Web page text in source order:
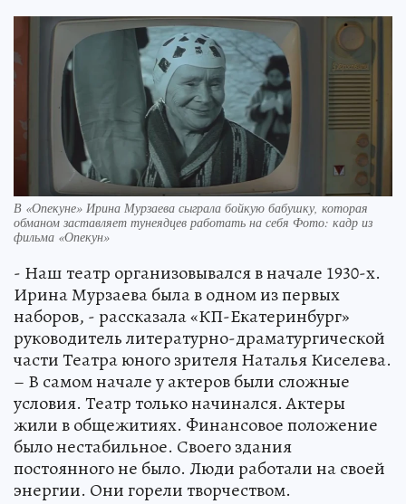
В «Опекуне» Ирина Мурзаева сыграла бойкую бабушку, которая
обманом заставляет тунеядцев работать на себя Фото: кадр из
фильма «Опекун»
- Наш театр организовывался в начале 1930-х.
Ирина Мурзаева была в одном из первых
наборов, - рассказала «КП-Екатеринбург»
руководитель литературно-драматургической
части Театра юного зрителя Наталья Киселева.
– В самом начале у актеров были сложные
условия. Театр только начинался. Актеры
жили в общежитиях. Финансовое положение
было нестабильное. Своего здания
постоянного не было. Люди работали на своей
энергии. Они горели творчеством.